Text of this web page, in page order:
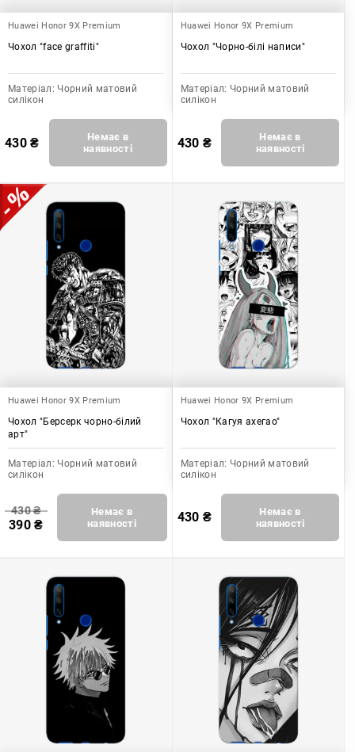
Huawei Honor 9X Premium
Чохол "face graffiti"
Матеріал: Чорний матовий
силікон
430₴
Немає в
наявності
Huawei Honor 9X Premium
Чохол "Чорно-білі написи"
Матеріал: Чорний матовий
силікон
430 ₴
Немає в
наявності
Huawei Honor 9X Premium
Чохол "Берсерк чорно-білий
арт"
Матеріал: Чорний матовий
силікон
430₴
390₴
Немає в
наявності
Huawei Honor 9X Premium
Чохол "Кагуя ахегао"
Матеріал: Чорний матовий
силікон
430 ₴
Немає в
наявності